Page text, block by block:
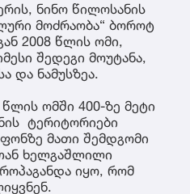
ნინო წილოსანის
მოძრაობა“ ბოროტ
2008 წლის ომი,
შედეგი მოუტანა,
და ნამუსზეა.
ომში 400-ზე მეტი
ტერიტორიები
მათი შემდგომი
ხელგაშლილი
იყო, რომ